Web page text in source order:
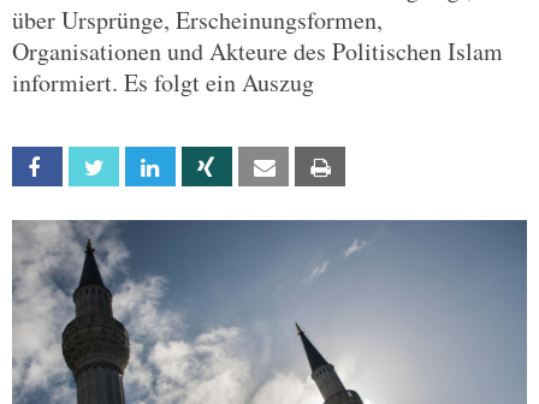
über Ursprünge, Erscheinungsformen,
Organisationen und Akteure des Politischen Islam
informiert. Es folgt ein Auszug
Facebook Twitter Linkedin Xing Email